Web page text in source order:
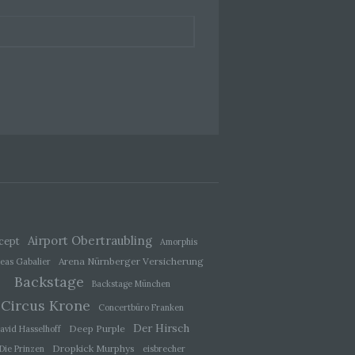
Airport Obertraubling
Amorphis
Gabalier
Arena Nürnberger Versicherung
Backstage Backstage München
Circus Krone
Concertbüro Franken
Hasselhoff
Deep Purple Der Hirsch
Die Prinzen Dropkick Murphys eisbrecher